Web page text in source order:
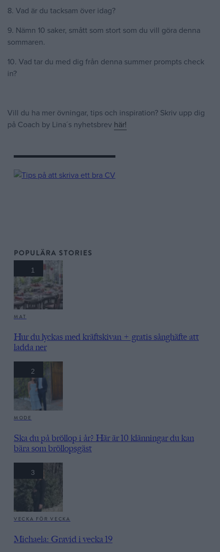
8. Vad är du tacksam över idag?
9. Nämn 10 saker, smått som stort som du vill göra denna
sommaren.
10. Vad tar du med dig från denna summer prompts check
in?
Vill du ha mer övningar, tips och inspiration? Skriv upp dig
på Coach by Lina´s nyhetsbrev här!
POPULÄRA STORIES
1
MAT
Hur du lyckas med kräftskivan + gratis sånghäfte att
ladda ner
2
MODE
Ska du på bröllop i år? Här är 10 klänningar du kan
bära som bröllopsgäst
3
VECKA FÖR VECKA
Michaela: Gravid i vecka 19